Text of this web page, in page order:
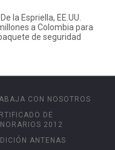
la Espriella, EE.UU.
a Colombia para
de seguridad
CON NOSOTROS
DE
2012
ANTENAS